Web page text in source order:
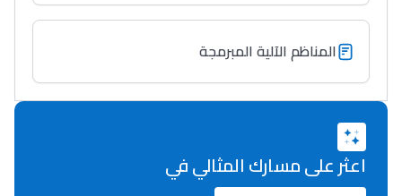
المناظم الآلية المبرمجة
اعثر على مسارك المثالي في